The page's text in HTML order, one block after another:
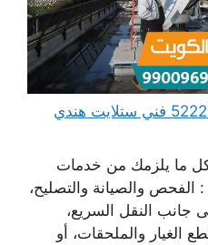
فني ستلايت المطلاع 52227330 فني ستلايت هندي
ما يلزمك من خدمات
الفحص والصيانة والتصليح،
جانب النقل السريع،
الغيار والملحقات، أو